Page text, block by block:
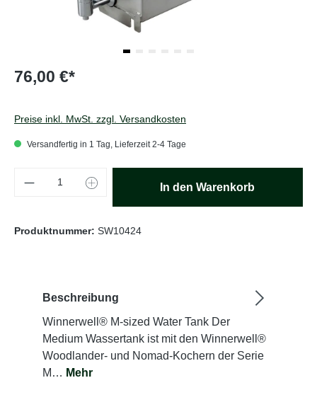
76,00 €*
Preise inkl. MwSt. zzgl. Versandkosten
Versandfertig in 1 Tag, Lieferzeit 2-4 Tage
Produkt Anzahl: Gib den gewünschten
In den Warenkorb
Produktnummer: SW10424
Beschreibung
Winnerwell® M-sized Water Tank Der
Medium Wassertank ist mit den Winnerwell®
Woodlander- und Nomad-Kochern der Serie
M… Mehr